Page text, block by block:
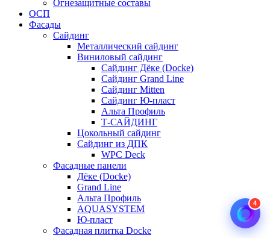
Огнезащитные составы
ОСП
Фасады
Сайдинг
Металлический сайдинг
Виниловый сайдинг
Сайдинг Дёке (Docke)
Сайдинг Grand Line
Сайдинг Mitten
Сайдинг Ю-пласт
Альта Профиль
Т-САЙДИНГ
Цокольный сайдинг
Сайдинг из ДПК
WPC Deck
Фасадные панели
Дёке (Docke)
Grand Line
Альта Профиль
AQUASYSTEM
Ю-пласт
Фасадная плитка Docke
4